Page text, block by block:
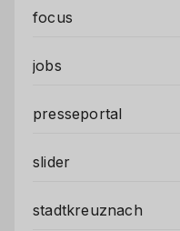
focus
jobs
presseportal
slider
stadtkreuznach